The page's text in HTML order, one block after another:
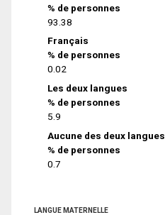
% de personnes
93.38
Français
% de personnes
0.02
Les deux langues
% de personnes
5.9
Aucune des deux langues
% de personnes
0.7
LANGUE MATERNELLE